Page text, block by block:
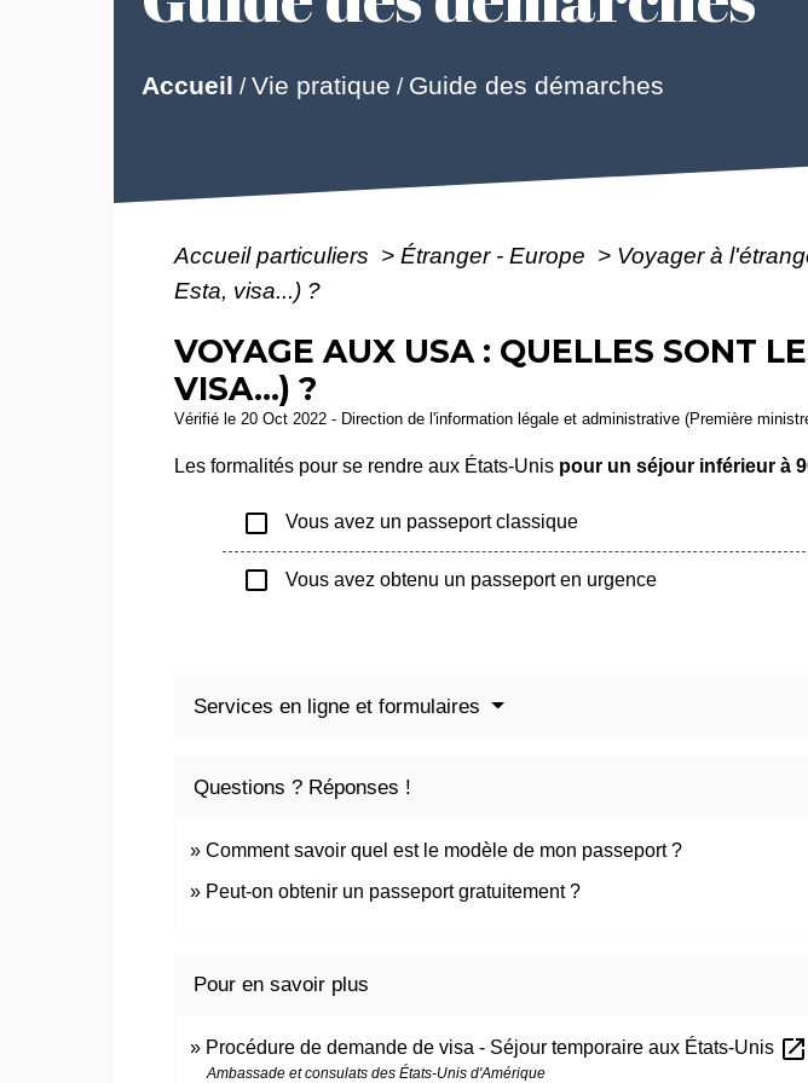
Accueil /Vie pratique / Guide des démarches
Accueil particuliers > Étranger - Europe > Voyager à
Esta, visa...) ?
VOYAGE AUX USA : QUELLES SONT
VISA...) ?
Vérifié le 20 Oct 2022 - Direction de l'information légale et administrative (Première
Les formalités pour se rendre aux États-Unis pour un séjour inférieur à
check_box_outline_blank Vous avez un passeport classique
check_box_outline_blank Vous avez obtenu un passeport en urgence
Services en ligne et formulaires
Questions ? Réponses !
Comment savoir quel est le modèle de mon passeport ?
Peut-on obtenir un passeport gratuitement ?
Pour en savoir plus
Procédure de demande de visa - Séjour temporaire aux États-Unis open_in_new
Ambassade et consulats des États-Unis d'Amérique